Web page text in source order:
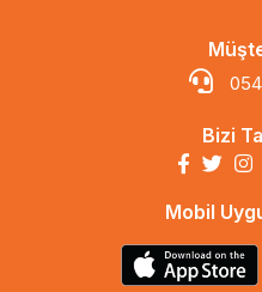
Bizi
Mobil